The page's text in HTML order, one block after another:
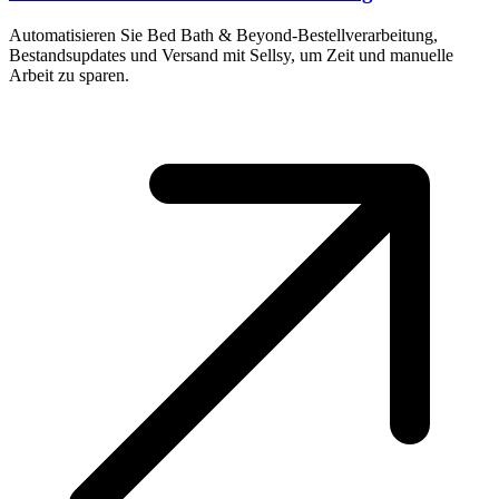
Automatisieren Sie Bed Bath & Beyond-Bestellverarbeitung,
Bestandsupdates und Versand mit Sellsy, um Zeit und manuelle
Arbeit zu sparen.